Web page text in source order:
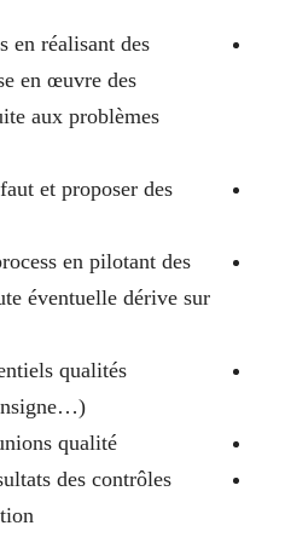
en réalisant des
en œuvre des
aux problèmes
et proposer des
en pilotant des
éventuelle dérive sur
qualités
qualité
des contrôles